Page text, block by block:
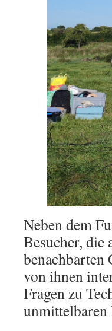
Neben dem
Besucher, die
benachbarten
von ihnen
Fragen zu
unmittelbaren